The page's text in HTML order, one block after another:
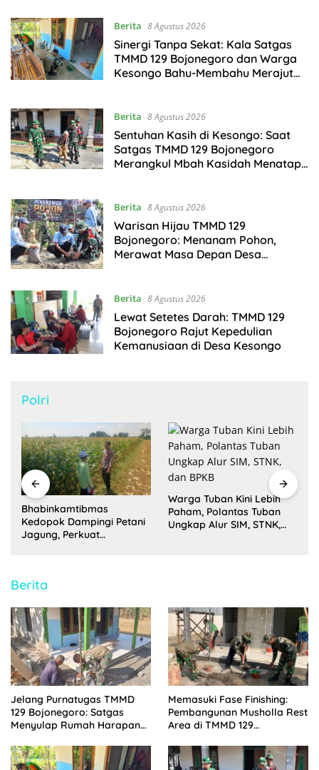
Berita 8 Agustus 2026
Sinergi Tanpa Sekat: Kala Satgas
TMMD 129 Bojonegoro dan Warga
Kesongo Bahu-Membahu Merajut
Berita 8 Agustus 2026
Sentuhan Kasih di Kesongo: Saat
Satgas TMMD 129 Bojonegoro
Merangkul Mbah Kasidah Menatap
Berita 8 Agustus 2026
Warisan Hijau TMMD 129
Bojonegoro: Menanam Pohon,
Merawat Masa Depan Desa
Berita 8 Agustus 2026
Lewat Setetes Darah: TMMD 129
Bojonegoro Rajut Kepedulian
Kemanusiaan di Desa Kesongo
Polri
Bhabinkamtibmas
Kedopok Dampingi Petani
Jagung, Perkuat
Warga Tuban Kini Lebih
Paham, Polantas Tuban
Ungkap Alur SIM, STNK,
Berita
Jelang Purnatugas TMMD
129 Bojonegoro: Satgas
Menyulap Rumah Harapan
Hunian Layak dan Nyaman
Memasuki Fase Finishing:
Pembangunan Musholla Rest
Area di TMMD 129
Keramik dan Pengecatan
Teras